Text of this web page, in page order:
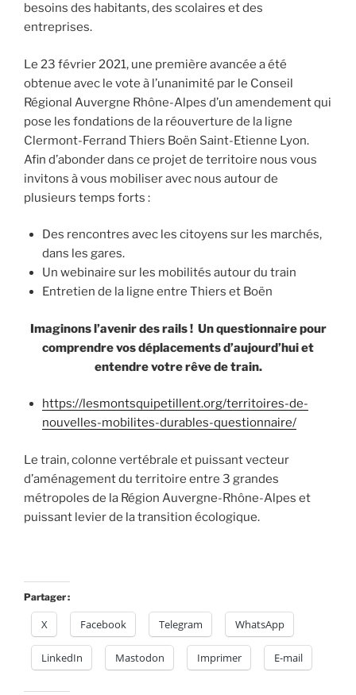
besoins des habitants, des scolaires et des
entreprises.
Le 23 février 2021, une première avancée a été
obtenue avec le vote à l’unanimité par le Conseil
Régional Auvergne Rhône-Alpes d’un amendement qui
pose les fondations de la réouverture de la ligne
Clermont-Ferrand Thiers Boën Saint-Etienne Lyon.
Afin d’abonder dans ce projet de territoire nous vous
invitons à vous mobiliser avec nous autour de
plusieurs temps forts :
Des rencontres avec les citoyens sur les marchés,
dans les gares.
Un webinaire sur les mobilités autour du train
Entretien de la ligne entre Thiers et Boën
Imaginons l’avenir des rails ! Un questionnaire pour
comprendre vos déplacements d’aujourd’hui et
entendre votre rêve de train.
https://lesmontsquipetillent.org/territoires-de-
nouvelles-mobilites-durables-questionnaire/
Le train, colonne vertébrale et puissant vecteur
d’aménagement du territoire entre 3 grandes
métropoles de la Région Auvergne-Rhône-Alpes et
puissant levier de la transition écologique.
Partager :
X Facebook Telegram WhatsApp
LinkedIn Mastodon Imprimer E-mail